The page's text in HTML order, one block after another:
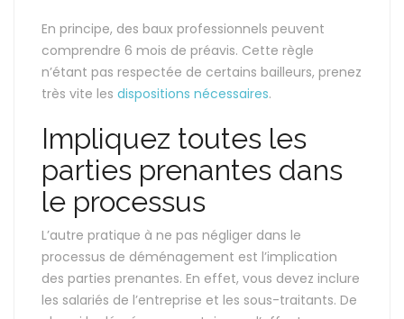
En principe, des baux professionnels peuvent
comprendre 6 mois de préavis. Cette règle
n’étant pas respectée de certains bailleurs, prenez
très vite les dispositions nécessaires.
Impliquez toutes les
parties prenantes dans
le processus
L’autre pratique à ne pas négliger dans le
processus de déménagement est l’implication
des parties prenantes. En effet, vous devez inclure
les salariés de l’entreprise et les sous-traitants. De